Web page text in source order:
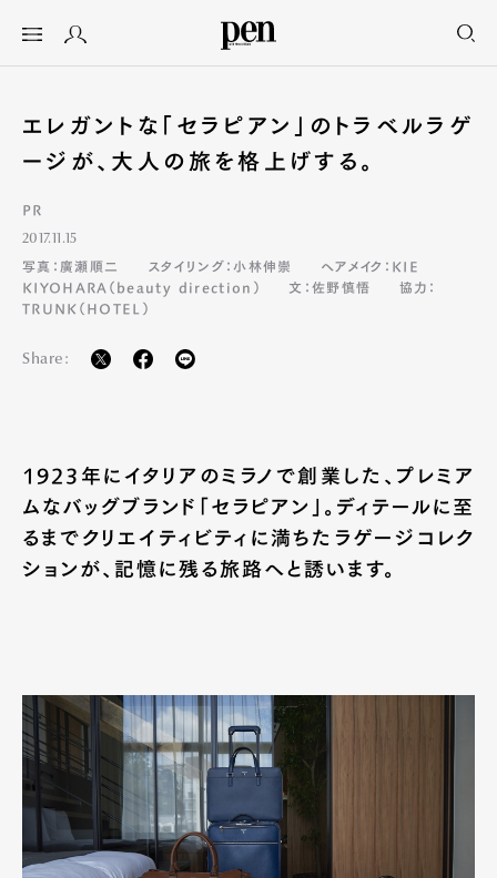
エレガントな「セラピアン」のトラベルラゲ
ージが、大人の旅を格上げする。
PR
2017.11.15
写真：廣瀬順二
スタイリング：小林伸崇
ヘアメイク：KIE
KIYOHARA（beauty direction）
文：佐野慎悟
協力：
TRUNK（HOTEL）
Share:
1923年にイタリアのミラノで創業した、プレミア
ムなバッグブランド「セラピアン」。ディテールに至
るまでクリエイティビティに満ちたラゲージコレク
ションが、記憶に残る旅路へと誘います。